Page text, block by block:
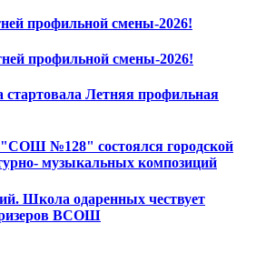
профильной смены-2026!
профильной смены-2026!
стартовала Летняя профильная
№128" состоялся городской
музыкальных композиций
Школа одаренных чествует
ВСОШ